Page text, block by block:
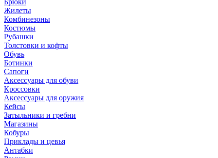
Брюки
Жилеты
Комбинезоны
Костюмы
Рубашки
Толстовки и кофты
Обувь
Ботинки
Сапоги
Аксессуары для обуви
Кроссовки
Аксессуары для оружия
Кейсы
Затыльники и гребни
Магазины
Кобуры
Приклады и цевья
Антабки